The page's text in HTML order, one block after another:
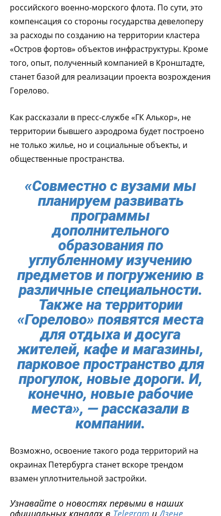
российского военно-морского флота. По сути, это
компенсация со стороны государства девелоперу
за расходы по созданию на территории кластера
«Остров фортов» объектов инфраструктуры. Кроме
того, опыт, полученный компанией в Кронштадте,
станет базой для реализации проекта возрождения
Горелово.
Как рассказали в пресс-службе «ГК Алькор», не
территории бывшего аэродрома будет построено
не только жилье, но и социальные объекты, и
общественные пространства.
«Совместно с вузами мы
планируем развивать
программы
дополнительного
образования по
углубленному изучению
предметов и погружению в
различные специальности.
Также на территории
«Горелово» появятся места
для отдыха и досуга
жителей, кафе и магазины,
парковое пространство для
прогулок, новые дороги. И,
конечно, новые рабочие
места», — рассказали в
компании.
Возможно, освоение такого рода территорий на
окраинах Петербурга станет вскоре трендом
взамен уплотнительной застройки.
Узнавайте о новостях первыми в наших
официальных каналах в Telegram и Дзене